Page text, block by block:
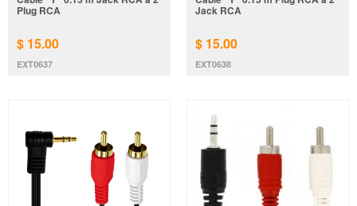
Plug RCA
$ 15.00
EXT0637
Jack RCA
$ 15.00
EXT0638